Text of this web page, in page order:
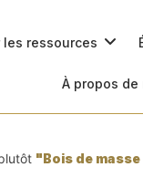
les ressources
À propos de
"Bois de masse